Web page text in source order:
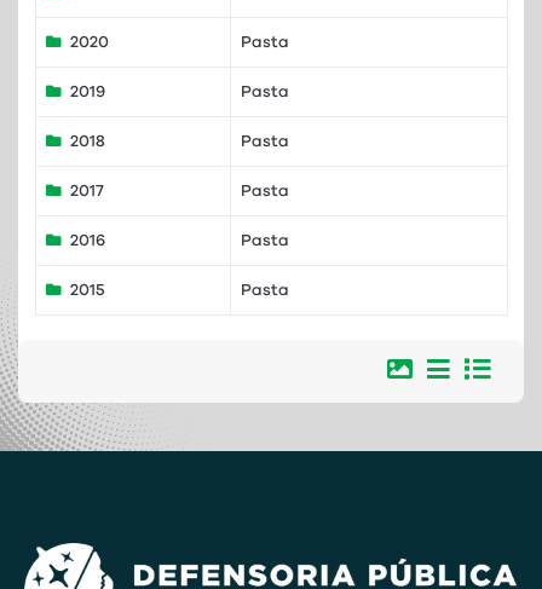
Título
Pasta
2024 Pasta